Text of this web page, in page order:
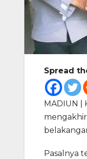
Spread
MADIUN |
Pasalnya